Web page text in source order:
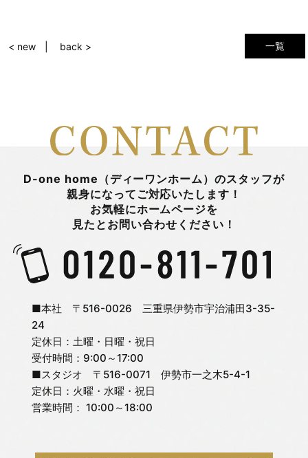
一覧
< new back >
D-one home（ディーワンホーム）のスタッフが
親身になってご対応いたします！
お気軽にホームページを
見たとお問い合わせください！
■本社 〒516-0026 三重県伊勢市宇治浦田3-35-
24
定休日：土曜・日曜・祝日
受付時間：9:00～17:00
■スタジオ 〒516-0071 伊勢市一之木5-4-1
定休日：火曜・水曜・祝日
営業時間： 10:00～18:00